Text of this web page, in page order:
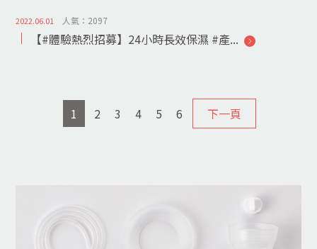
2022.06.01 人氣：2097
【#體驗熱烈招募】24小時長效保濕 #產...
1 2 3 4 5 6 下一頁